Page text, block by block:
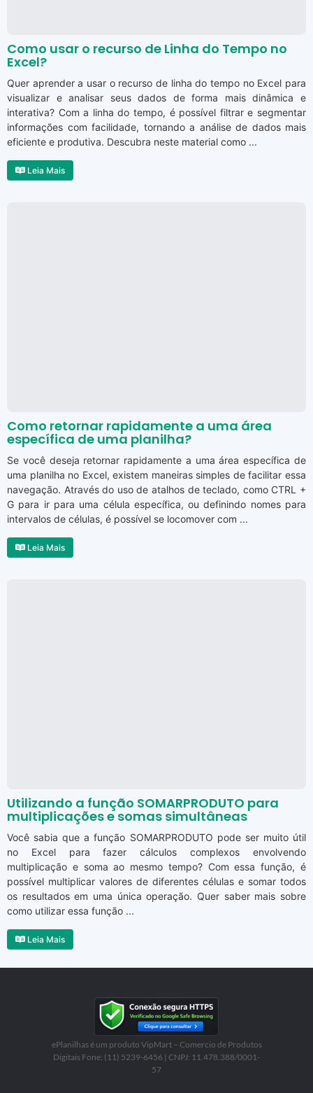
Como usar o recurso de Linha do Tempo no
Excel?
Quer aprender a usar o recurso de linha do tempo no Excel para
visualizar e analisar seus dados de forma mais dinâmica e
interativa? Com a linha do tempo, é possível filtrar e segmentar
informações com facilidade, tornando a análise de dados mais
eficiente e produtiva. Descubra neste material como ...
Leia Mais
Como retornar rapidamente a uma área
específica de uma planilha?
Se você deseja retornar rapidamente a uma área específica de
uma planilha no Excel, existem maneiras simples de facilitar essa
navegação. Através do uso de atalhos de teclado, como CTRL +
G para ir para uma célula específica, ou definindo nomes para
intervalos de células, é possível se locomover com ...
Leia Mais
Utilizando a função SOMARPRODUTO para
multiplicações e somas simultâneas
Você sabia que a função SOMARPRODUTO pode ser muito útil
no Excel para fazer cálculos complexos envolvendo
multiplicação e soma ao mesmo tempo? Com essa função, é
possível multiplicar valores de diferentes células e somar todos
os resultados em uma única operação. Quer saber mais sobre
como utilizar essa função ...
Leia Mais
ePlanilhas é um produto VipMart – Comercio de Produtos
Digitais Fone: (11) 5239-6456 | CNPJ: 11.478.388/0001-
57